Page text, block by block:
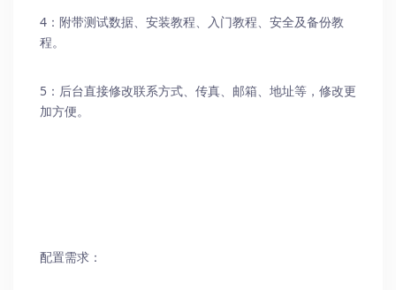
4：附带测试数据、安装教程、入门教程、安全及备份教
程。
5：后台直接修改联系方式、传真、邮箱、地址等，修改更
加方便。
配置需求：